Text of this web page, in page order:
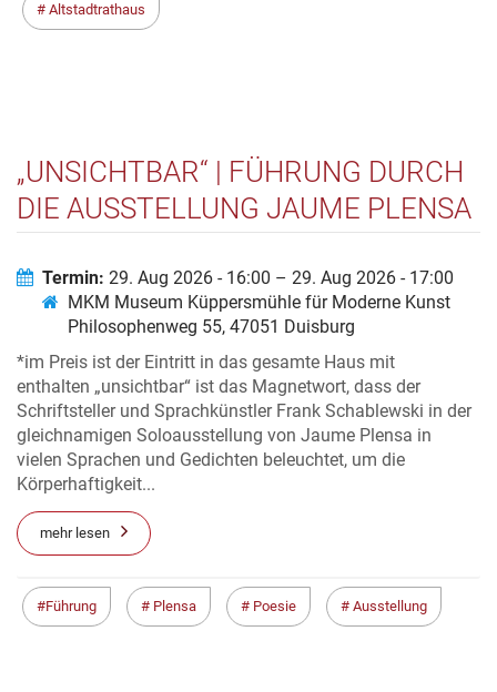
Altstadtrathaus
„UNSICHTBAR“ | FÜHRUNG DURCH
DIE AUSSTELLUNG JAUME PLENSA
Termin: 29. Aug 2026 - 16:00 – 29. Aug 2026 - 17:00
MKM Museum Küppersmühle für Moderne Kunst
Philosophenweg 55, 47051 Duisburg
*im Preis ist der Eintritt in das gesamte Haus mit
enthalten „unsichtbar“ ist das Magnetwort, dass der
Schriftsteller und Sprachkünstler Frank Schablewski in der
gleichnamigen Soloausstellung von Jaume Plensa in
vielen Sprachen und Gedichten beleuchtet, um die
Körperhaftigkeit...
mehr lesen
Führung Plensa Poesie Ausstellung